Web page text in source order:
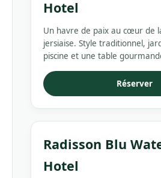
Hotel
Un havre de paix au cœur de
jersiaise. Style traditionnel,
piscine et une table
Réserver
Radisson Blu
Hotel